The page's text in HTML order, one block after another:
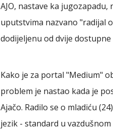
AJO, nastave ka
uputstvima nazvano "radijal
dodijeljenu od dvije
Kako je za portal "Medium"
problem je nastao kada je
Ajačo. Radilo se o mladiću
jezik - standard u